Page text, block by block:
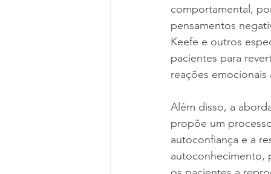
comportamental,
pensamentos
Keefe e outros
pacientes para
reações emocionais
Além disso, a
propõe um
autoconfiança e a
autoconhecimento,